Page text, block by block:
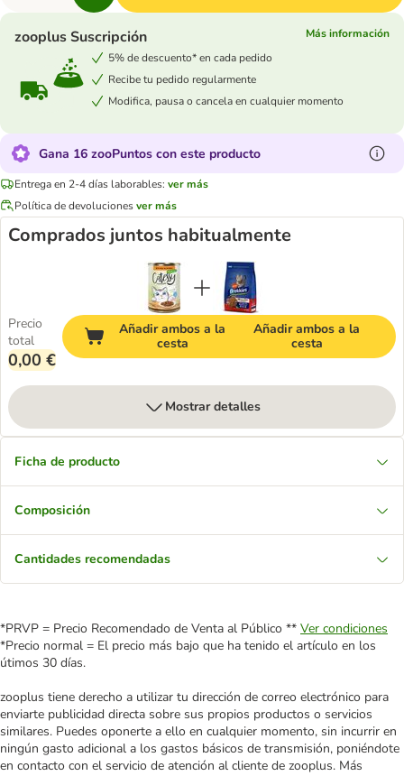
zooplus Suscripción
Más información
5% de descuento* en cada pedido
Recibe tu pedido regularmente
Modifica, pausa o cancela en cualquier momento
Gana 16 zooPuntos con este producto
Entrega en 2-4 días laborables: ver más
Política de devolucionesver más
Comprados juntos habitualmente
Precio
total
0,00 €
Añadir ambos a la
cesta
Añadir ambos a la
cesta
Mostrar detalles
Ficha de producto
Composición
Cantidades recomendadas
*PRVP = Precio Recomendado de Venta al Público ** Ver condiciones
*Precio normal = El precio más bajo que ha tenido el artículo en los
útimos 30 días.
zooplus tiene derecho a utilizar tu dirección de correo electrónico para
enviarte publicidad directa sobre sus propios productos o servicios
similares. Puedes oponerte a ello en cualquier momento, sin incurrir en
ningún gasto adicional a los gastos básicos de transmisión, poniéndote
en contacto con el servicio de atención al cliente de zooplus. Más